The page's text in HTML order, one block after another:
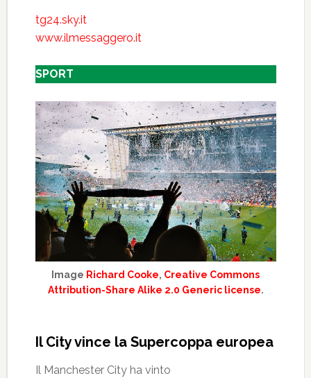
tg24.sky.it
www.ilmessaggero.it
SPORT
Image Richard Cooke, Creative Commons
Attribution-Share Alike 2.0 Generic license.
Il City vince la Supercoppa europea
Il Manchester City ha vinto